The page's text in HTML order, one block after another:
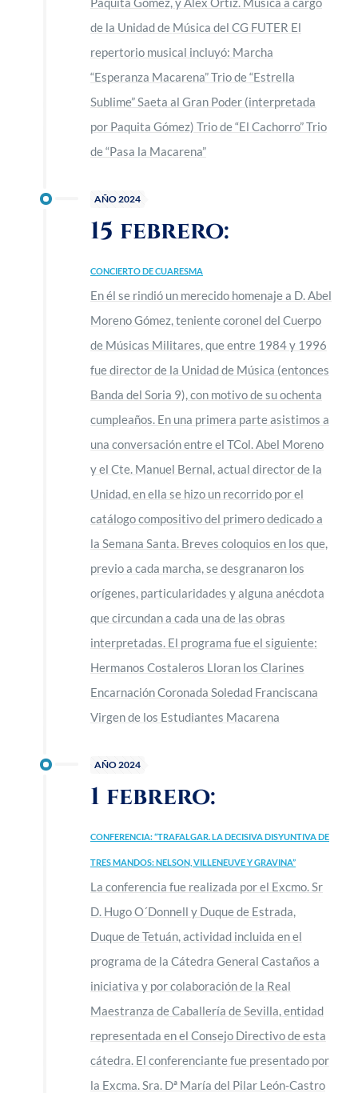
de la Unidad de Música del CG FUTER El
repertorio musical incluyó: Marcha
“Esperanza Macarena” Trio de “Estrella
Sublime” Saeta al Gran Poder (interpretada
por Paquita Gómez) Trio de “El Cachorro” Trio
de “Pasa la Macarena”
AÑO 2024
15 febrero:
CONCIERTO DE CUARESMA
En él se rindió un merecido homenaje a D. Abel
Moreno Gómez, teniente coronel del Cuerpo
de Músicas Militares, que entre 1984 y 1996
fue director de la Unidad de Música (entonces
Banda del Soria 9), con motivo de su ochenta
cumpleaños. En una primera parte asistimos a
una conversación entre el TCol. Abel Moreno
y el Cte. Manuel Bernal, actual director de la
Unidad, en ella se hizo un recorrido por el
catálogo compositivo del primero dedicado a
la Semana Santa. Breves coloquios en los que,
previo a cada marcha, se desgranaron los
orígenes, particularidades y alguna anécdota
que circundan a cada una de las obras
interpretadas. El programa fue el siguiente:
Hermanos Costaleros Lloran los Clarines
Encarnación Coronada Soledad Franciscana
Virgen de los Estudiantes Macarena
AÑO 2024
1 febrero:
CONFERENCIA: “TRAFALGAR. LA DECISIVA DISYUNTIVA DE
TRES MANDOS: NELSON, VILLENEUVE Y GRAVINA”
La conferencia fue realizada por el Excmo. Sr
D. Hugo O´Donnell y Duque de Estrada,
Duque de Tetuán, actividad incluida en el
programa de la Cátedra General Castaños a
iniciativa y por colaboración de la Real
Maestranza de Caballería de Sevilla, entidad
representada en el Consejo Directivo de esta
cátedra. El conferenciante fue presentado por
la Excma. Sra. Dª María del Pilar León-Castro